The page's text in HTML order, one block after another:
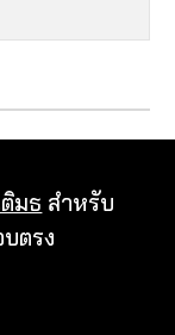
มธ สำหรับ
ตรง